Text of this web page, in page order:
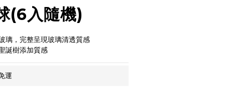
(6入隨機)
璃，完整呈現玻璃清透質感
誕樹添加質感
運